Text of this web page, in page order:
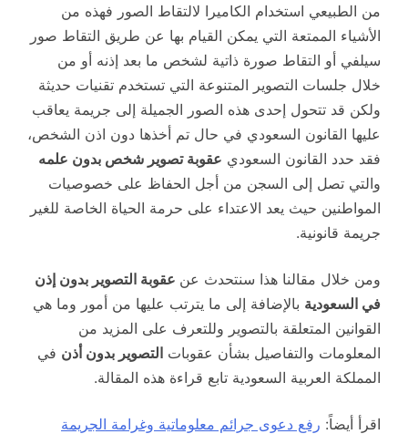
من الطبيعي استخدام الكاميرا لالتقاط الصور فهذه من
الأشياء الممتعة التي يمكن القيام بها عن طريق التقاط صور
سيلفي أو التقاط صورة ذاتية لشخص ما بعد إذنه أو من
خلال جلسات التصوير المتنوعة التي تستخدم تقنيات حديثة
ولكن قد تتحول إحدى هذه الصور الجميلة إلى جريمة يعاقب
عليها القانون السعودي في حال تم أخذها دون اذن الشخص،
فقد حدد القانون السعودي عقوبة تصوير شخص بدون علمه
والتي تصل إلى السجن من أجل الحفاظ على خصوصيات
المواطنين حيث يعد الاعتداء على حرمة الحياة الخاصة للغير
جريمة قانونية.
ومن خلال مقالنا هذا سنتحدث عن عقوبة التصوير بدون إذن
في السعودية بالإضافة إلى ما يترتب عليها من أمور وما هي
القوانين المتعلقة بالتصوير وللتعرف على المزيد من
المعلومات والتفاصيل بشأن عقوبات التصوير بدون أذن في
المملكة العربية السعودية تابع قراءة هذه المقالة.
اقرأ أيضاً: رفع دعوى جرائم معلوماتية وغرامة الجريمة